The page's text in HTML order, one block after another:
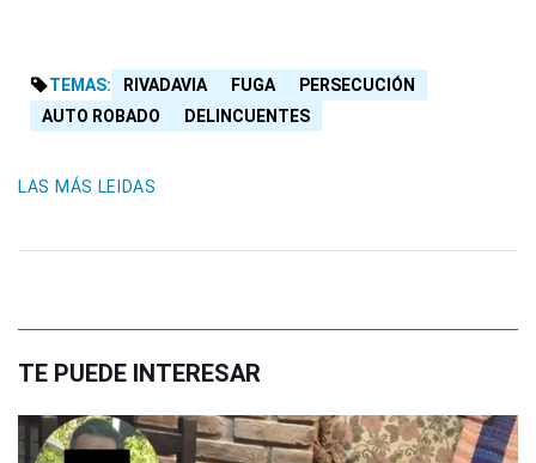
TEMAS: RIVADAVIA FUGA
PERSECUCIÓN
AUTO ROBADO
DELINCUENTES
LAS MÁS LEIDAS
TE PUEDE INTERESAR